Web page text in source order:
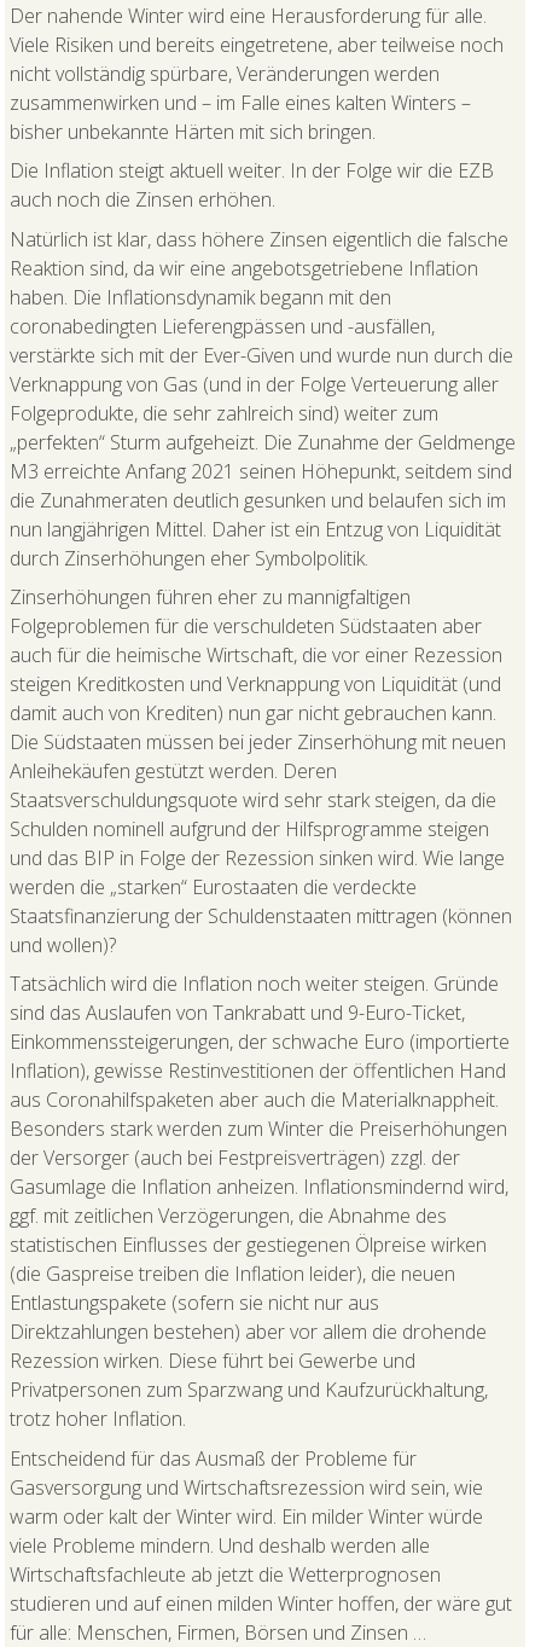
Der nahende Winter wird eine Herausforderung für alle.
Viele Risiken und bereits eingetretene, aber teilweise noch
nicht vollständig spürbare, Veränderungen werden
zusammenwirken und – im Falle eines kalten Winters –
bisher unbekannte Härten mit sich bringen.
Die Inflation steigt aktuell weiter. In der Folge wir die EZB
auch noch die Zinsen erhöhen.
Natürlich ist klar, dass höhere Zinsen eigentlich die falsche
Reaktion sind, da wir eine angebotsgetriebene Inflation
haben. Die Inflationsdynamik begann mit den
coronabedingten Lieferengpässen und -ausfällen,
verstärkte sich mit der Ever-Given und wurde nun durch die
Verknappung von Gas (und in der Folge Verteuerung aller
Folgeprodukte, die sehr zahlreich sind) weiter zum
„perfekten“ Sturm aufgeheizt. Die Zunahme der Geldmenge
M3 erreichte Anfang 2021 seinen Höhepunkt, seitdem sind
die Zunahmeraten deutlich gesunken und belaufen sich im
nun langjährigen Mittel. Daher ist ein Entzug von Liquidität
durch Zinserhöhungen eher Symbolpolitik.
Zinserhöhungen führen eher zu mannigfaltigen
Folgeproblemen für die verschuldeten Südstaaten aber
auch für die heimische Wirtschaft, die vor einer Rezession
steigen Kreditkosten und Verknappung von Liquidität (und
damit auch von Krediten) nun gar nicht gebrauchen kann.
Die Südstaaten müssen bei jeder Zinserhöhung mit neuen
Anleihekäufen gestützt werden. Deren
Staatsverschuldungsquote wird sehr stark steigen, da die
Schulden nominell aufgrund der Hilfsprogramme steigen
und das BIP in Folge der Rezession sinken wird. Wie lange
werden die „starken“ Eurostaaten die verdeckte
Staatsfinanzierung der Schuldenstaaten mittragen (können
und wollen)?
Tatsächlich wird die Inflation noch weiter steigen. Gründe
sind das Auslaufen von Tankrabatt und 9-Euro-Ticket,
Einkommenssteigerungen, der schwache Euro (importierte
Inflation), gewisse Restinvestitionen der öffentlichen Hand
aus Coronahilfspaketen aber auch die Materialknappheit.
Besonders stark werden zum Winter die Preiserhöhungen
der Versorger (auch bei Festpreisverträgen) zzgl. der
Gasumlage die Inflation anheizen. Inflationsmindernd wird,
ggf. mit zeitlichen Verzögerungen, die Abnahme des
statistischen Einflusses der gestiegenen Ölpreise wirken
(die Gaspreise treiben die Inflation leider), die neuen
Entlastungspakete (sofern sie nicht nur aus
Direktzahlungen bestehen) aber vor allem die drohende
Rezession wirken. Diese führt bei Gewerbe und
Privatpersonen zum Sparzwang und Kaufzurückhaltung,
trotz hoher Inflation.
Entscheidend für das Ausmaß der Probleme für
Gasversorgung und Wirtschaftsrezession wird sein, wie
warm oder kalt der Winter wird. Ein milder Winter würde
viele Probleme mindern. Und deshalb werden alle
Wirtschaftsfachleute ab jetzt die Wetterprognosen
studieren und auf einen milden Winter hoffen, der wäre gut
für alle: Menschen, Firmen, Börsen und Zinsen …